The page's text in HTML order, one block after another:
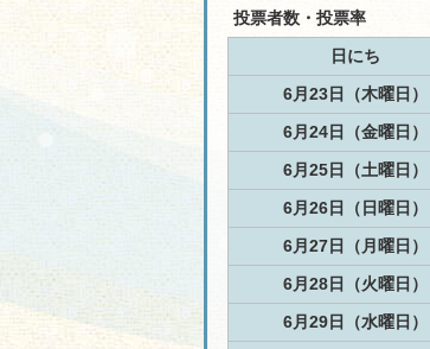
投票者数・投票率
日にち
6月23日（木曜日）
6月24日（金曜日）
6月25日（土曜日）
6月26日（日曜日）
6月27日（月曜日）
6月28日（火曜日）
6月29日（水曜日）